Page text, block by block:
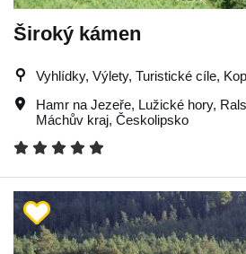
Široký kámen
Vyhlídky, Výlety, Turistické cíle,
Hamr na Jezeře, Lužické hory,
Máchův kraj, Českolipsko